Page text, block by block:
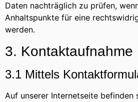
Daten nachträglich zu prüfen,
Anhaltspunkte für eine
werden.
3. Kontaktaufnahme
3.1 Mittels
Auf unserer Internetseite befinden